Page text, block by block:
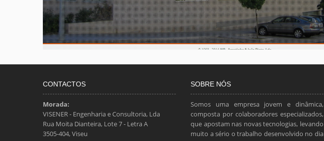
CONTACTOS
Morada:
VISENER - Engenharia e Consultoria, Lda
Rua Moita Dianteira, Lote 7 - Letra A
3505-404, Viseu
SOBRE NÓS
Somos uma empresa jovem e dinâmica,
composta por colaboradores especializados,
que apostam nas novas tecnologias, levando
muito a sério o trabalho desenvolvido no dia